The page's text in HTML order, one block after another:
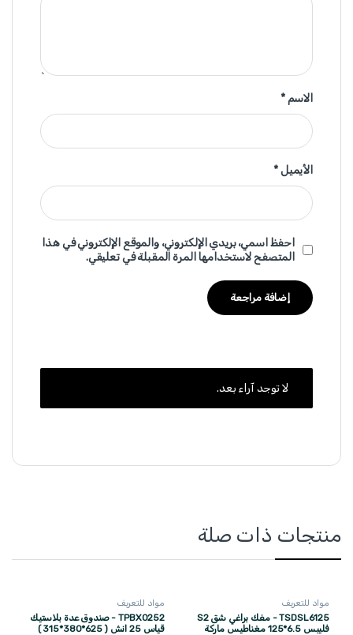
الاسم*
الأيميل*
احفظ اسمي، بريدي الإلكتروني، والموقع الإلكتروني في هذا
المتصفح لاستخدامها المرة المقبلة في تعليقي.
لا توجد آراء بعد.
منتجات ذات صلة
مواد للتعريف
TSDSL6125 - مفك براغي شق S2
فليبس 6.5*125 مغناطيس ماركة
مواد للتعريف
TPBX0252 - صندوق عدة بلاستيك
قياس 25 انش ( 625*380*315 )